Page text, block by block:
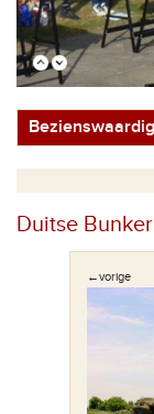
Duitse
←vorige